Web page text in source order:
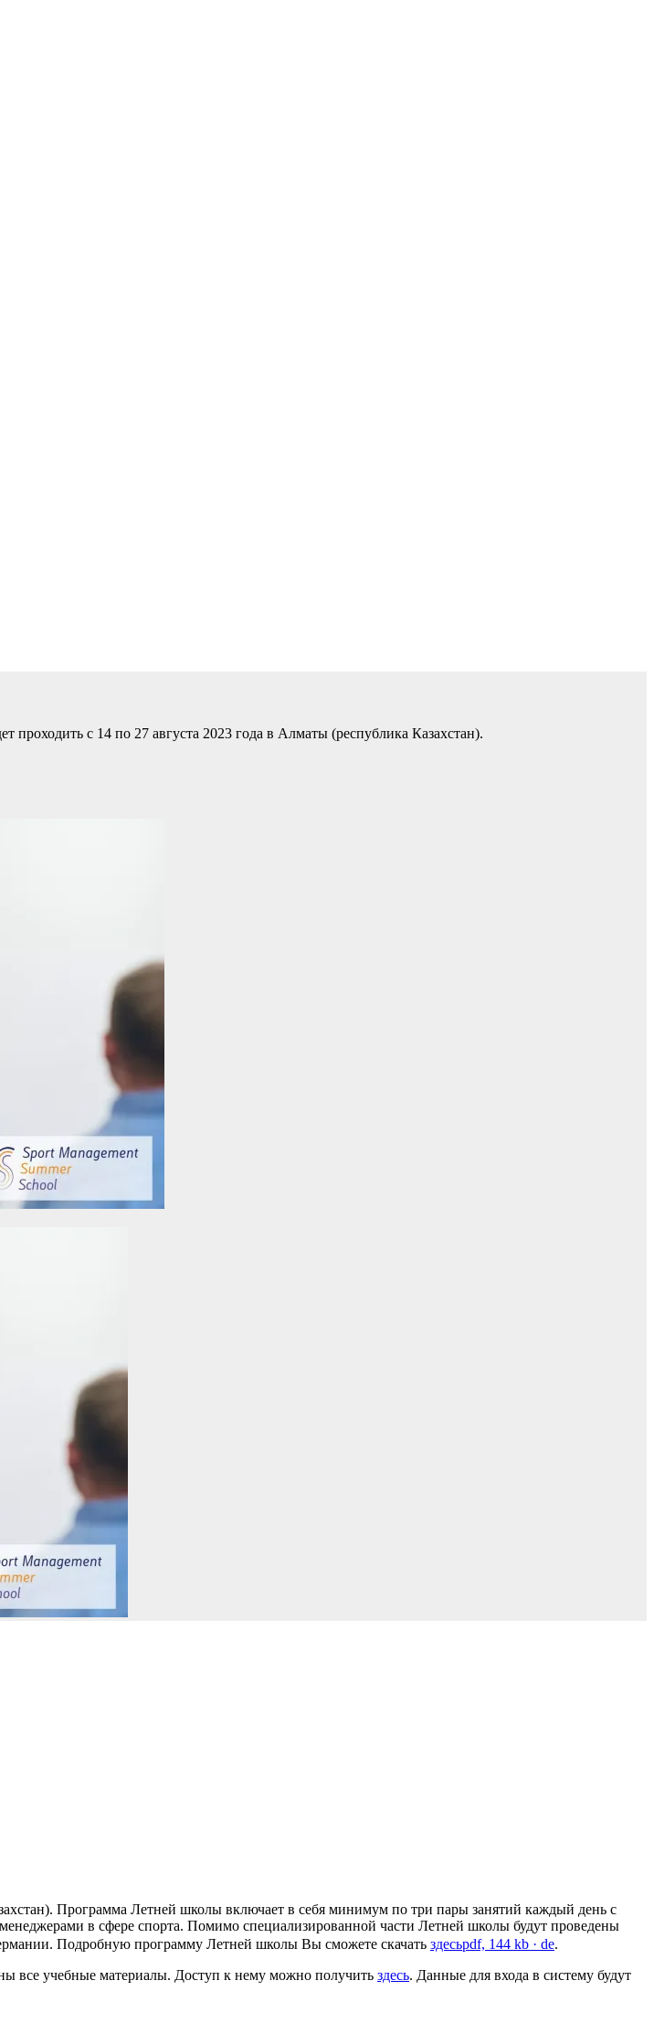
с 14 по 27 августа 2023 года в Алматы (республика Казахстан).
Программа Летней школы включает в себя минимум по три пары занятий каждый день с
в сфере спорта. Помимо специализированной части Летней школы будут проведены
Подробную программу Летней школы Вы сможете скачать здесьpdf, 144 kb · de.
все учебные материалы. Доступ к нему можно получить здесь. Данные для входа в систему будут